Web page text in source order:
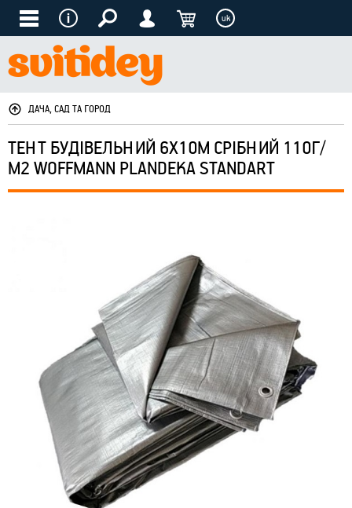
uk
ДАЧА, САД ТА ГОРОД
ТЕНТ БУДІВЕЛЬНИЙ 6Х10М СРІБНИЙ 110Г/
М2 WOFFMANN PLANDEKA STANDART